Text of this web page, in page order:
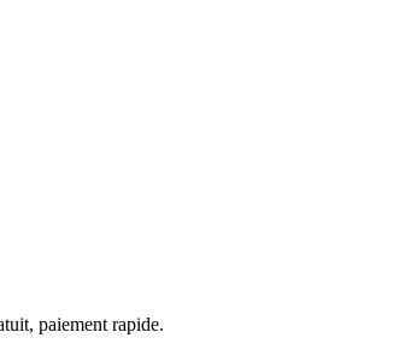
paiement rapide.